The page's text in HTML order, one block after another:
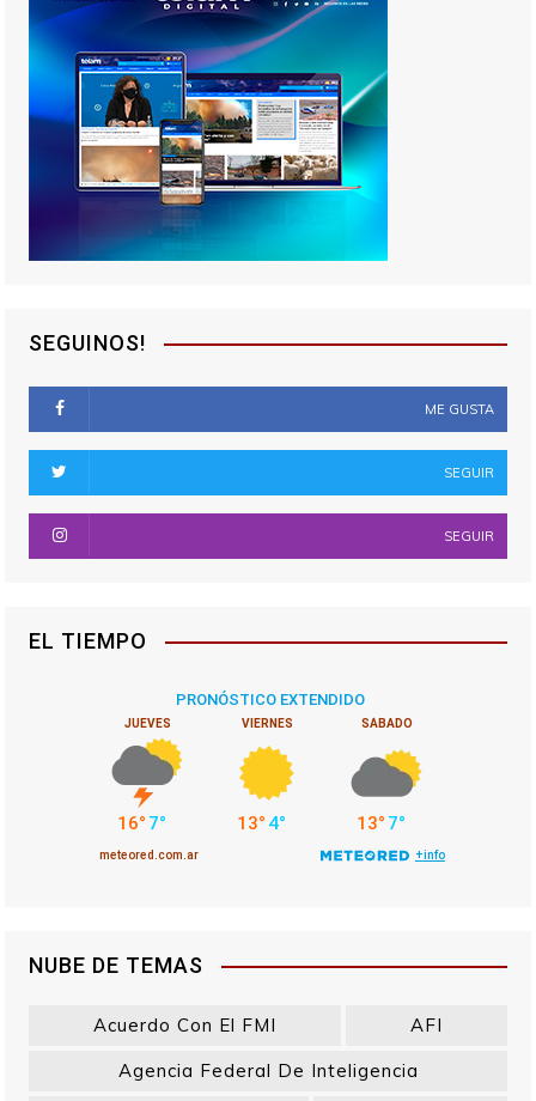
SEGUINOS!
ME GUSTA
SEGUIR
SEGUIR
EL TIEMPO
NUBE DE TEMAS
Acuerdo Con El FMI
AFI
Agencia Federal De Inteligencia